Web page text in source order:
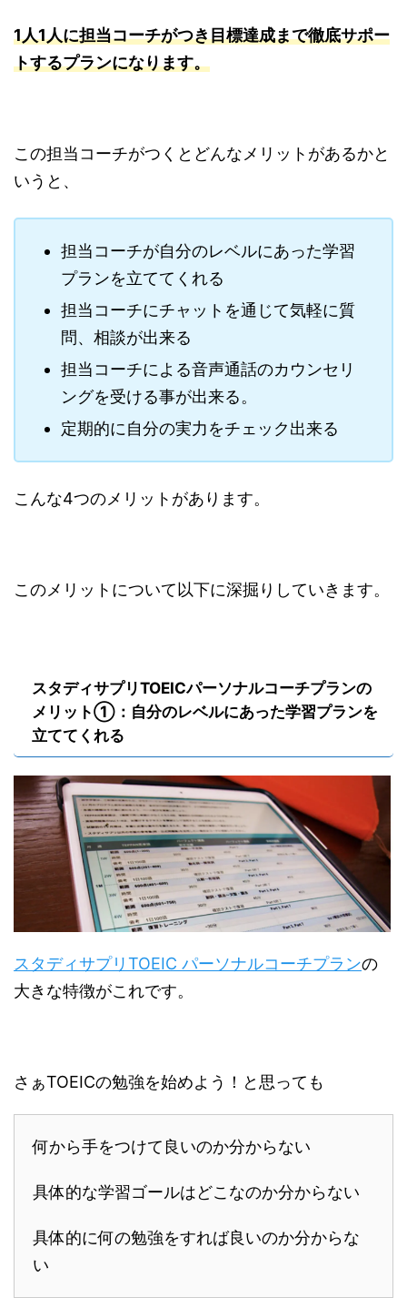
1人1人に担当コーチがつき目標達成まで徹底サポー
トするプランになります。
この担当コーチがつくとどんなメリットがあるかと
いうと、
担当コーチが自分のレベルにあった学習
プランを立ててくれる
担当コーチにチャットを通じて気軽に質
問、相談が出来る
担当コーチによる音声通話のカウンセリ
ングを受ける事が出来る。
定期的に自分の実力をチェック出来る
こんな4つのメリットがあります。
このメリットについて以下に深掘りしていきます。
スタディサプリTOEICパーソナルコーチプランの
メリット①：自分のレベルにあった学習プランを
立ててくれる
スタディサプリTOEIC パーソナルコーチプランの
大きな特徴がこれです。
さぁTOEICの勉強を始めよう！と思っても
何から手をつけて良いのか分からない
具体的な学習ゴールはどこなのか分からない
具体的に何の勉強をすれば良いのか分からな
い